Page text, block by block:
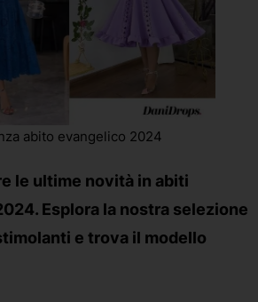
abito evangelico 2024
le ultime novità in abiti
Esplora la nostra selezione
e trova il modello